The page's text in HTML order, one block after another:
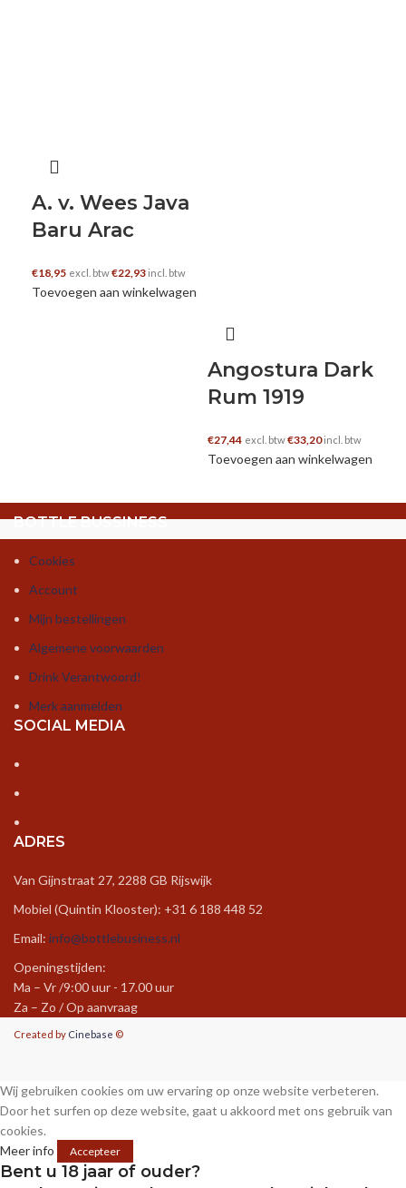
A. v. Wees Java
Baru Arac
€18,95 excl. btw€22,93 incl. btw
Toevoegen aan winkelwagen
Angostura Dark
Rum 1919
€27,44 excl. btw€33,20incl. btw
Toevoegen aan winkelwagen
BOTTLE BUSSINESS
Cookies
Account
Mijn bestellingen
Algemene voorwaarden
Drink Verantwoord!
Merk aanmelden
SOCIAL MEDIA
ADRES
Van Gijnstraat 27, 2288 GB Rijswijk
Mobiel (Quintin Klooster): +31 6 188 448 52
Email: info@bottlebusiness.nl
Openingstijden:
Ma – Vr /9:00 uur - 17.00 uur
Za – Zo / Op aanvraag
Created by Cinebase ©
Wij gebruiken cookies om uw ervaring op onze website verbeteren.
Door het surfen op deze website, gaat u akkoord met ons gebruik van
cookies.
Meer info
Accepteer
Bent u 18 jaar of ouder?